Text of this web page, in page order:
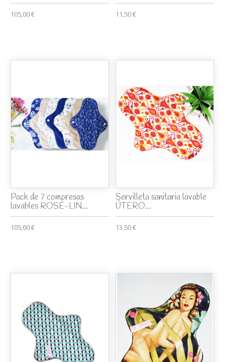
105,00 € 11,50 €
Pack de 7 compresas
lavables ROSE-LIN...
105,00 €
Servilleta sanitaria lavable
ÚTERO...
13,50 €